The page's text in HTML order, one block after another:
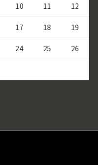
10 11 12
17 18 19
24 25 26